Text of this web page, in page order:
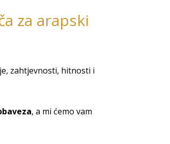
za arapski
zahtjevnosti, hitnosti i
, a mi ćemo vam